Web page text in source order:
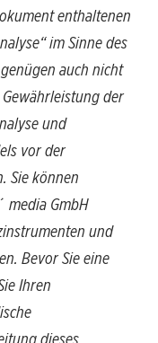
enthaltenen
im Sinne des
auch nicht
der
und
vor der
Sie können
media GmbH
und
Bevor Sie eine
Ihren
dieses